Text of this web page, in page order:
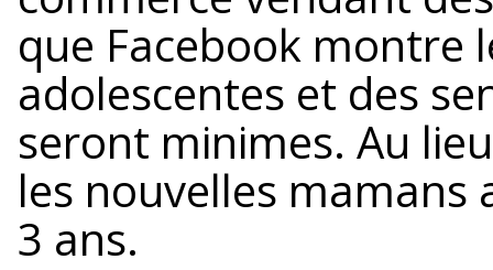
que Facebook montre
adolescentes et des
seront minimes. Au
les nouvelles mamans
3 ans.